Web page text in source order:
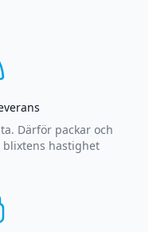
Därför packar och
blixtens hastighet